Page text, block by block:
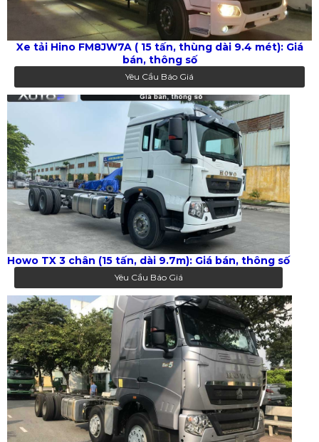
Xe tải Hino FM8JW7A ( 15 tấn, thùng dài 9.4 mét): Giá
bán, thông số
Yêu Cầu Báo Giá
Howo TX 3 chân (15 tấn, dài 9.7m): Giá bán, thông số
Yêu Cầu Báo Giá